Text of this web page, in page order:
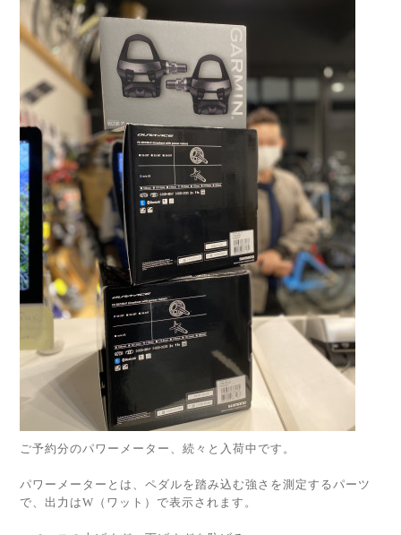
ご予約分のパワーメーター、続々と入荷中です。
パワーメーターとは、ペダルを踏み込む強さを測定するパーツ
で、出力はW（ワット）で表示されます。